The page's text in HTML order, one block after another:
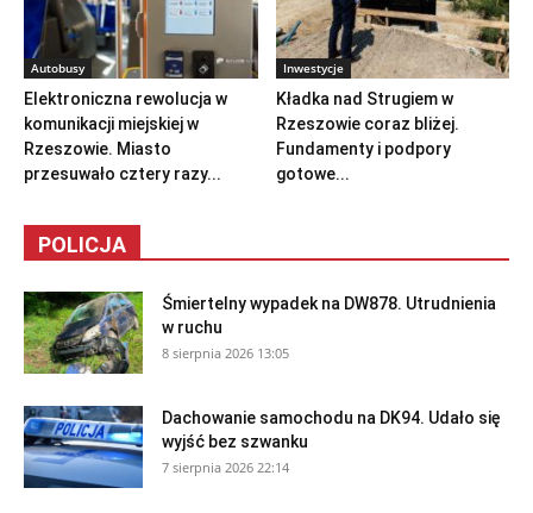
Autobusy
Elektroniczna rewolucja w
komunikacji miejskiej w
Rzeszowie. Miasto
przesuwało cztery razy...
Inwestycje
Kładka nad Strugiem w
Rzeszowie coraz bliżej.
Fundamenty i podpory
gotowe...
POLICJA
Śmiertelny wypadek na DW878. Utrudnienia
w ruchu
8 sierpnia 2026 13:05
Dachowanie samochodu na DK94. Udało się
wyjść bez szwanku
7 sierpnia 2026 22:14